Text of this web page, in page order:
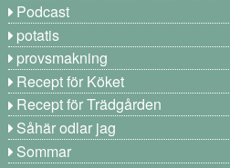
Podcast
potatis
provsmakning
Recept för Köket
Recept för Trädgården
Såhär odlar jag
Sommar